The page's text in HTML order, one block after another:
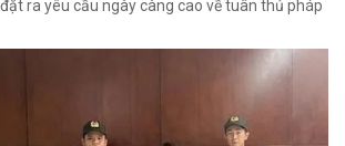
ra yêu cầu ngày càng cao về tuân thủ pháp